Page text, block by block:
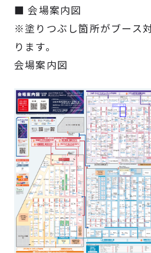
ニュース
技
よくある質問
■ 会場案内図
※塗りつぶし箇所がブース
ります。
会場案内図